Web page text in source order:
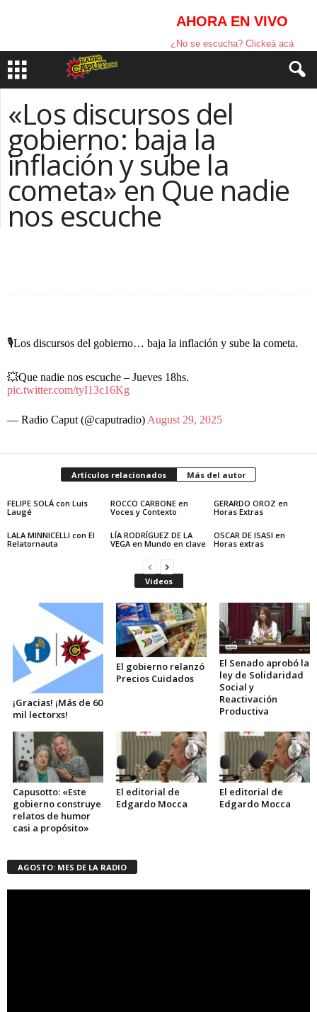
AHORA EN VIVO
¿No se escucha? Clickeá acá
«Los discursos del
gobierno: baja la
inflación y sube la
cometa» en Que nadie
nos escuche
🎙️Los discursos del gobierno… baja la inflación y sube la cometa.
💥Que nadie nos escuche – Jueves 18hs.
pic.twitter.com/tyI13c16Kg
— Radio Caput (@caputradio) August 29, 2025
Artículos relacionados Más del autor
FELIPE SOLÁ con Luis
Laugé
ROCCO CARBONE en
Voces y Contexto
GERARDO OROZ en
Horas Extras
LALA MINNICELLI con El
Relatornauta
LÍA RODRÍGUEZ DE LA
VEGA en Mundo en clave
OSCAR DE ISASI en
Horas extras
Videos
¡Gracias! ¡Más de 60
mil lectorxs!
El gobierno relanzó
Precios Cuidados
El Senado aprobó la
ley de Solidaridad
Social y
Reactivación
Productiva
Capusotto: «Este
gobierno construye
relatos de humor
casi a propósito»
El editorial de
Edgardo Mocca
El editorial de
Edgardo Mocca
AGOSTO: MES DE LA RADIO